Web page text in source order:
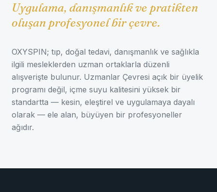
Uygulama, danışmanlık ve pratikten
oluşan profesyonel bir çevre.
OXYSPIN; tıp, doğal tedavi, danışmanlık ve sağlıkla
ilgili mesleklerden uzman ortaklarla düzenli
alışverişte bulunur. Uzmanlar Çevresi açık bir üyelik
programı değil, içme suyu kalitesini yüksek bir
standartta — kesin, eleştirel ve uygulamaya dayalı
olarak — ele alan, büyüyen bir profesyoneller
ağıdır.